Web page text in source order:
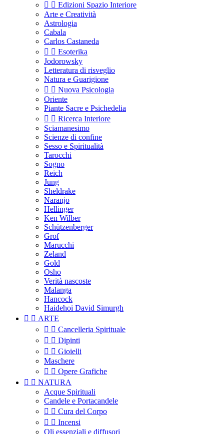
  Edizioni Spazio Interiore
Arte e Creatività
Astrologia
Cabala
Carlos Castaneda
  Esoterika
Jodorowsky
Letteratura di risveglio
Natura e Guarigione
  Nuova Psicologia
Oriente
Piante Sacre e Psichedelia
  Ricerca Interiore
Sciamanesimo
Scienze di confine
Sesso e Spiritualità
Tarocchi
Sogno
Reich
Jung
Sheldrake
Naranjo
Hellinger
Ken Wilber
Schützenberger
Grof
Marucchi
Zeland
Gold
Osho
Verità nascoste
Malanga
Hancock
Haidehoi David Simurgh
  ARTE
  Cancelleria Spirituale
  Dipinti
  Gioielli
Maschere
  Opere Grafiche
  NATURA
Acque Spirituali
Candele e Portacandele
  Cura del Corpo
  Incensi
Oli essenziali e diffusori